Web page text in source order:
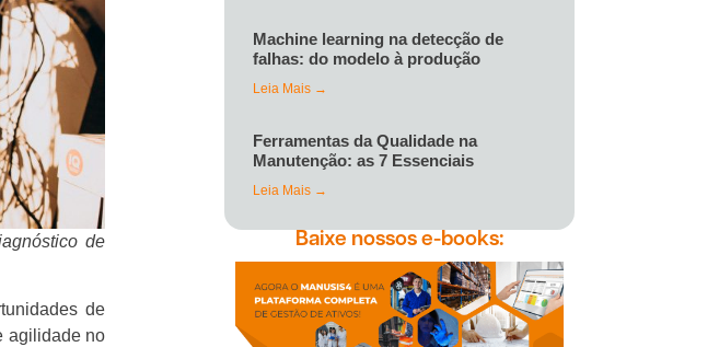
de
de
agilidade no
Machine learning na detecção de
falhas: do modelo à produção
Leia Mais →
Ferramentas da Qualidade na
Manutenção: as 7 Essenciais
Leia Mais →
Baixe nossos e-books: